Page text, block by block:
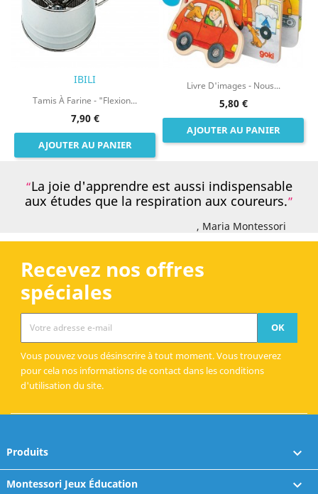
IBILI
Tamis À Farine - "Flexion...
7,90 €
AJOUTER AU PANIER
Livre D'images - Nous...
5,80 €
AJOUTER AU PANIER
La joie d'apprendre est aussi indispensable
aux études que la respiration aux coureurs.
, Maria Montessori
Recevez nos offres
spéciales
Vous pouvez vous désinscrire à tout moment. Vous trouverez
pour cela nos informations de contact dans les conditions
d'utilisation du site.
Produits 
Montessori Jeux Éducation 